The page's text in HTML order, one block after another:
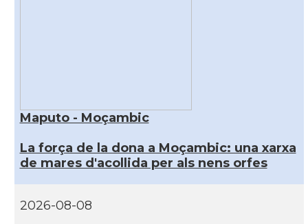
Maputo - Moçambic
La força de la dona a Moçambic: una xarxa
de mares d'acollida per als nens orfes
2026-08-08